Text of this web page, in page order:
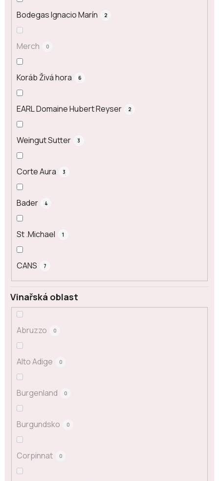
Bodegas Ignacio Marín 2
Merch 0
Koráb Živá hora 6
EARL Domaine Hubert Reyser 2
Weingut Sutter 3
Corte Aura 3
Bader 4
St .Michael 1
CANS 7
Vinařská oblast
Abruzzo 0
Alto Adige 0
Burgenland 0
Burgundsko 0
Corpinnat 0